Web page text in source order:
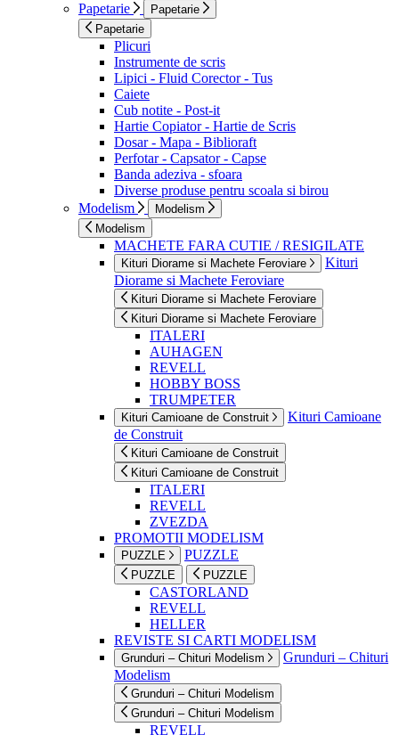
Papetarie
Papetarie
Papetarie
Plicuri
Instrumente de scris
Lipici - Fluid Corector - Tus
Caiete
Cub notite - Post-it
Hartie Copiator - Hartie de Scris
Dosar - Mapa - Biblioraft
Perfotar - Capsator - Capse
Banda adeziva - sfoara
Diverse produse pentru scoala si birou
Modelism
Modelism
Modelism
MACHETE FARA CUTIE / RESIGILATE
Kituri Diorame si Machete Feroviare
Kituri
Diorame si Machete Feroviare
Kituri Diorame si Machete Feroviare
Kituri Diorame si Machete Feroviare
ITALERI
AUHAGEN
REVELL
HOBBY BOSS
TRUMPETER
Kituri Camioane de Construit
Kituri Camioane
de Construit
Kituri Camioane de Construit
Kituri Camioane de Construit
ITALERI
REVELL
ZVEZDA
PROMOTII MODELISM
PUZZLE PUZZLE
PUZZLE PUZZLE
CASTORLAND
REVELL
HELLER
REVISTE SI CARTI MODELISM
Grunduri – Chituri Modelism
Grunduri – Chituri
Modelism
Grunduri – Chituri Modelism
Grunduri – Chituri Modelism
REVELL